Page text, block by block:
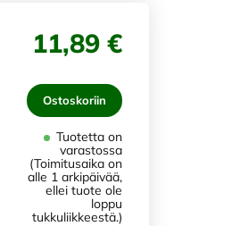
11,89 €
Ostoskoriin
Tuotetta on
varastossa
(Toimitusaika on
alle 1 arkipäivää,
ellei tuote ole
loppu
tukkuliikkeestä.)